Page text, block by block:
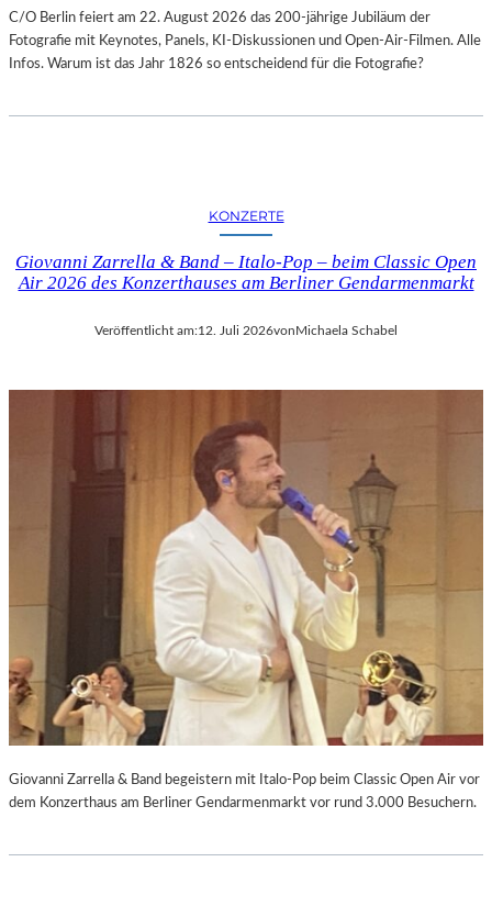
C/O Berlin feiert am 22. August 2026 das 200-jährige Jubiläum der
Fotografie mit Keynotes, Panels, KI-Diskussionen und Open-Air-Filmen. Alle
Infos. Warum ist das Jahr 1826 so entscheidend für die Fotografie?
KONZERTE
Giovanni Zarrella & Band – Italo-Pop – beim Classic Open
Air 2026 des Konzerthauses am Berliner Gendarmenmarkt
Veröffentlicht am:12. Juli 2026von Michaela Schabel
Giovanni Zarrella & Band begeistern mit Italo-Pop beim Classic Open Air vor
dem Konzerthaus am Berliner Gendarmenmarkt vor rund 3.000 Besuchern.